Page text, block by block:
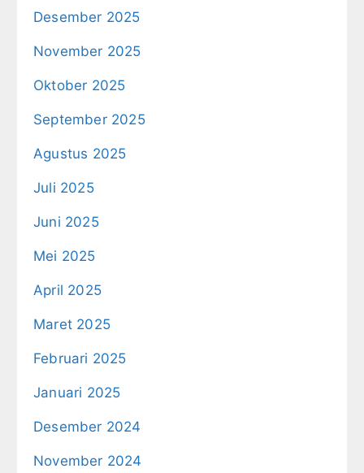
Desember 2025
November 2025
Oktober 2025
September 2025
Agustus 2025
Juli 2025
Juni 2025
Mei 2025
April 2025
Maret 2025
Februari 2025
Januari 2025
Desember 2024
November 2024